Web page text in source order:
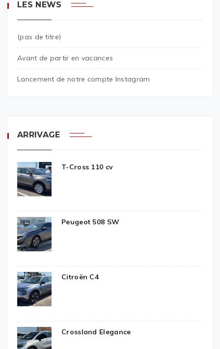
LES NEWS
(pas de titre)
Avant de partir en vacances
Lancement de notre compte Instagram
ARRIVAGE
T-Cross 110 cv
Peugeot 508 SW
Citroën C4
Crossland Elegance